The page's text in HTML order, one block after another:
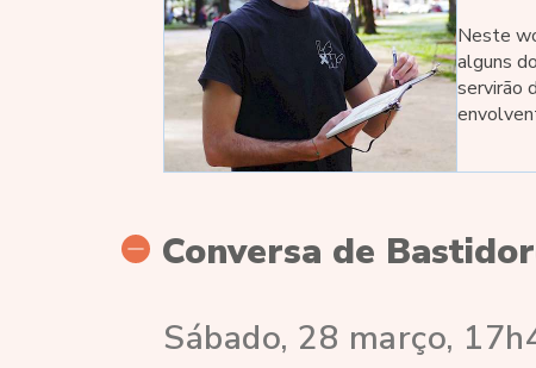
Neste
alguns
servirão
Conversa de
Sábado, 28 março,